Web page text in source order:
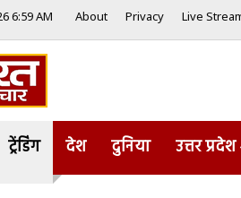
6:59 AM About Privacy Live
ट्रेंडिंग देश दुनिया उत्तर प्रदेश